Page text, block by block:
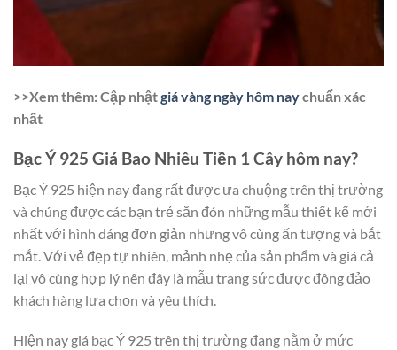
>>Xem thêm: Cập nhậtgiá vàng ngày hôm naychuẩn xác
nhất
Bạc Ý 925 Giá Bao Nhiêu Tiền 1 Cây hôm nay?
Bạc Ý 925 hiện nay đang rất được ưa chuộng trên thị trường
và chúng được các bạn trẻ săn đón những mẫu thiết kế mới
nhất với hình dáng đơn giản nhưng vô cùng ấn tượng và bắt
mắt. Với vẻ đẹp tự nhiên, mảnh nhẹ của sản phẩm và giá cả
lại vô cùng hợp lý nên đây là mẫu trang sức được đông đảo
khách hàng lựa chọn và yêu thích.
Hiện nay giá bạc Ý 925 trên thị trường đang nằm ở mức